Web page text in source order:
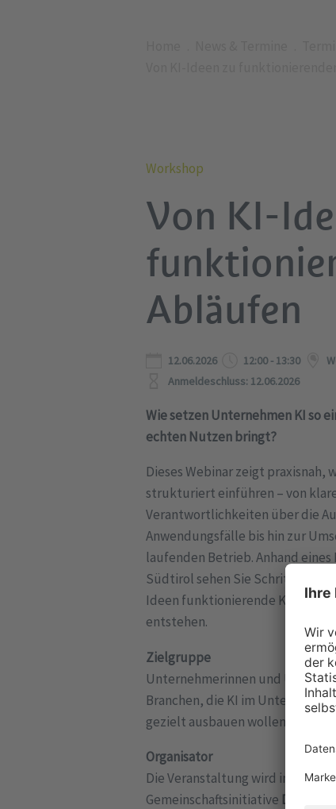
Workshop
Von KI-
Abläufen
12.06.2026 12:00 - 13:30
Anmeldeschluss: 12.06.2026
Wie setzen Unternehmen KI so
echten Nutzen bringt?
Dieses Webinar zeigt praxisnah,
strukturiert einführen – von
Verantwortlichkeiten über die
Anwendungsfälle bis hin zur
laufenden Betrieb. Anhand eines
Südtirol sehen Sie Schritt für
Ideen funktionierende KI-
entstehen.
Zielgruppe
Unternehmerinnen und
Branchen, die KI im
gezielt ausbauen wollen.
Organisator
Die Veranstaltung wird im
Gemeinschaftsinitiative Digital